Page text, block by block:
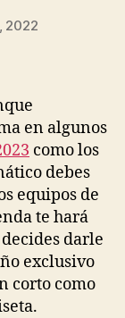
2022
en algunos
como los
debes
equipos de
te hará
darle
exclusivo
corto como